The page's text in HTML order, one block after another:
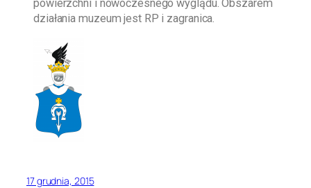
powierzchni i nowoczesnego wyglądu. Obszarem
działania muzeum jest RP i zagranica.
17 grudnia, 2015